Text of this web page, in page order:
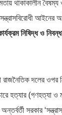
থাকাকালীন
নিষিদ্ধ ও
দলের ওপর
হত্যার (গণহত্যা ও
সরকার